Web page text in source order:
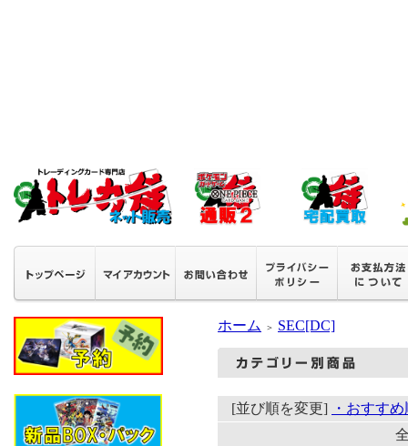
ホーム ＞ SEC[DC]
[並び順を変更]
・おすすめ